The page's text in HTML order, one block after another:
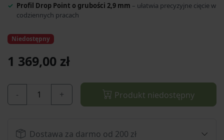
Profil Drop Point o grubości 2,9 mm – ułatwia precyzyjne cięcie w
codziennych pracach
Niedostępny
1 369,00 zł
- + Produkt niedostępny
Dostawa za darmo od 200 zł